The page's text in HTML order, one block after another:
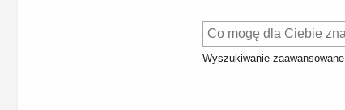
Wyszukiwanie zaawansowane